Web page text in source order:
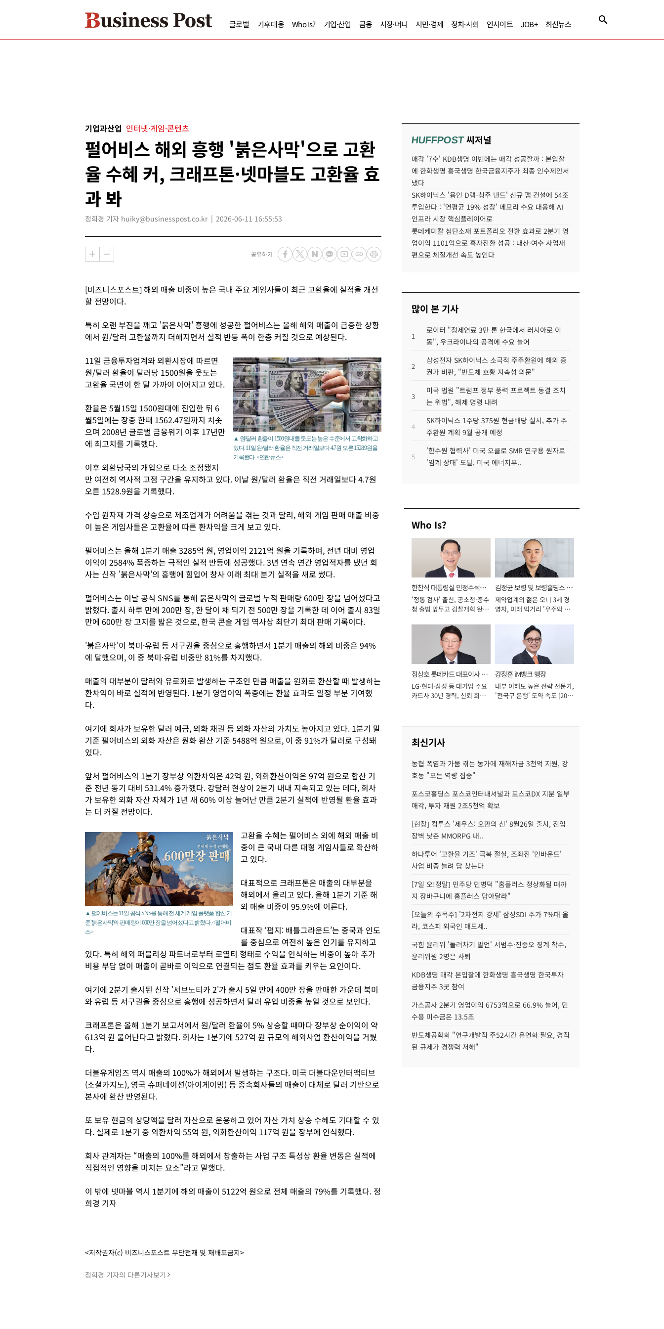
글로벌 기후대응 Who Is? 기업·산업 금융 시장·머니 시민·경제 정치·사회 인사이트 JOB+ 최신뉴스
기업과산업 인터넷·게임·콘텐츠
펄어비스 해외 흥행 '붉은사막'으로 고환
율 수혜 커, 크래프톤·넷마블도 고환율 효
과 봐
정희경 기자 huiky@businesspost.co.kr 2026-06-11 16:55:53
공유하기
[비즈니스포스트] 해외 매출 비중이 높은 국내 주요 게임사들이 최근 고환율에 실적을 개선
할 전망이다.
특히 오랜 부진을 깨고 '붉은사막' 흥행에 성공한 펄어비스는 올해 해외 매출이 급증한 상황
에서 원/달러 고환율까지 더해지면서 실적 반등 폭이 한층 커질 것으로 예상된다.
▲ 원/달러 환율이 1500원대를 웃도는 높은 수준에서 고착화하고
있다. 11일 원/달러 환율은 직전 거래일보다 4.7원 오른 1528.9원을
기록했다. <연합뉴스>
11일 금융투자업계와 외환시장에 따르면
원/달러 환율이 달러당 1500원을 웃도는
고환율 국면이 한 달 가까이 이어지고 있다.
환율은 5월15일 1500원대에 진입한 뒤 6
월5일에는 장중 한때 1562.47원까지 치솟
으며 2008년 글로벌 금융위기 이후 17년만
에 최고치를 기록했다.
이후 외환당국의 개입으로 다소 조정됐지
만 여전히 역사적 고점 구간을 유지하고 있다. 이날 원/달러 환율은 직전 거래일보다 4.7원
오른 1528.9원을 기록했다.
수입 원자재 가격 상승으로 제조업계가 어려움을 겪는 것과 달리, 해외 게임 판매 매출 비중
이 높은 게임사들은 고환율에 따른 환차익을 크게 보고 있다.
펄어비스는 올해 1분기 매출 3285억 원, 영업이익 2121억 원을 기록하며, 전년 대비 영업
이익이 2584% 폭증하는 극적인 실적 반등에 성공했다. 3년 연속 연간 영업적자를 냈던 회
사는 신작 '붉은사막'의 흥행에 힘입어 창사 이래 최대 분기 실적을 새로 썼다.
펄어비스는 이날 공식 SNS를 통해 붉은사막의 글로벌 누적 판매량 600만 장을 넘어섰다고
밝혔다. 출시 하루 만에 200만 장, 한 달이 채 되기 전 500만 장을 기록한 데 이어 출시 83일
만에 600만 장 고지를 밟은 것으로, 한국 콘솔 게임 역사상 최단기 최대 판매 기록이다.
'붉은사막'이 북미·유럽 등 서구권을 중심으로 흥행하면서 1분기 매출의 해외 비중은 94%
에 달했으며, 이 중 북미·유럽 비중만 81%를 차지했다.
매출의 대부분이 달러와 유로화로 발생하는 구조인 만큼 매출을 원화로 환산할 때 발생하는
환차익이 바로 실적에 반영된다. 1분기 영업이익 폭증에는 환율 효과도 일정 부분 기여했
다.
여기에 회사가 보유한 달러 예금, 외화 채권 등 외화 자산의 가치도 높아지고 있다. 1분기 말
기준 펄어비스의 외화 자산은 원화 환산 기준 5488억 원으로, 이 중 91%가 달러로 구성돼
있다.
앞서 펄어비스의 1분기 장부상 외환차익은 42억 원, 외화환산이익은 97억 원으로 합산 기
준 전년 동기 대비 531.4% 증가했다. 강달러 현상이 2분기 내내 지속되고 있는 데다, 회사
가 보유한 외화 자산 자체가 1년 새 60% 이상 늘어난 만큼 2분기 실적에 반영될 환율 효과
는 더 커질 전망이다.
▲ 펄어비스는 11일 공식 SNS를 통해 전 세계 게임 플랫폼 합산 기
준 '붉은사막'의 판매량이 600만 장을 넘어섰다고 밝혔다. <펄어비
스>
고환율 수혜는 펄어비스 외에 해외 매출 비
중이 큰 국내 다른 대형 게임사들로 확산하
고 있다.
대표적으로 크래프톤은 매출의 대부분을
해외에서 올리고 있다. 올해 1분기 기준 해
외 매출 비중이 95.9%에 이른다.
대표작 ‘펍지: 배틀그라운드’는 중국과 인도
를 중심으로 여전히 높은 인기를 유지하고
있다. 특히 해외 퍼블리싱 파트너로부터 로열티 형태로 수익을 인식하는 비중이 높아 추가
비용 부담 없이 매출이 곧바로 이익으로 연결되는 점도 환율 효과를 키우는 요인이다.
여기에 2분기 출시된 신작 '서브노티카 2'가 출시 5일 만에 400만 장을 판매한 가운데 북미
와 유럽 등 서구권을 중심으로 흥행에 성공하면서 달러 유입 비중을 높일 것으로 보인다.
크래프톤은 올해 1분기 보고서에서 원/달러 환율이 5% 상승할 때마다 장부상 순이익이 약
613억 원 불어난다고 밝혔다. 회사는 1분기에 527억 원 규모의 해외사업 환산이익을 거뒀
다.
더블유게임즈 역시 매출의 100%가 해외에서 발생하는 구조다. 미국 더블다운인터액티브
(소셜카지노), 영국 슈퍼네이션(아이게이밍) 등 종속회사들의 매출이 대체로 달러 기반으로
본사에 환산 반영된다.
또 보유 현금의 상당액을 달러 자산으로 운용하고 있어 자산 가치 상승 수혜도 기대할 수 있
다. 실제로 1분기 중 외환차익 55억 원, 외화환산이익 117억 원을 장부에 인식했다.
회사 관계자는 “매출의 100%를 해외에서 창출하는 사업 구조 특성상 환율 변동은 실적에
직접적인 영향을 미치는 요소”라고 말했다.
이 밖에 넷마블 역시 1분기에 해외 매출이 5122억 원으로 전체 매출의 79%를 기록했다. 정
희경 기자
<저작권자(c) 비즈니스포스트 무단전재 및 재배포금지>
정희경 기자의 다른기사보기
HUFFPOST씨저널
매각 '7수' KDB생명 이번에는 매각 성공할까 : 본입찰
에 한화생명 흥국생명 한국금융지주가 최종 인수제안서
냈다
SK하이닉스 '용인 D램-청주 낸드' 신규 팹 건설에 54조
투입한다 : '연평균 19% 성장' 메모리 수요 대응해 AI
인프라 시장 핵심플레이어로
롯데케미칼 첨단소재 포트폴리오 전환 효과로 2분기 영
업이익 1101억으로 흑자전환 성공 : 대산·여수 사업재
편으로 체질개선 속도 높인다
많이 본 기사
1
로이터 "정제연료 3만 톤 한국에서 러시아로 이
동", 우크라이나의 공격에 수요 늘어
2
삼성전자 SK하이닉스 소극적 주주환원에 해외 증
권가 비판, "반도체 호황 지속성 의문"
3
미국 법원 "트럼프 정부 풍력 프로젝트 동결 조치
는 위법", 해제 명령 내려
4
SK하이닉스 1주당 375원 현금배당 실시, 추가 주
주환원 계획 9월 공개 예정
5
'한수원 협력사' 미국 오클로 SMR 연구용 원자로
'임계 상태' 도달, 미국 에너지부..
Who Is?
한찬식 대통령실 민정수석비
서관
'정통 검사' 출신, 공소청·중수
청 출범 앞두고 검찰개혁 완수
김정균 보령 및 보령홀딩스 대
표이사 사장
제약업계의 젊은 오너 3세 경
영자, 미래 먹거리 '우주와 헬
정상호 롯데카드 대표이사 사
장
LG·현대·삼성 등 대기업 주요
카드사 30년 경력, 신뢰 회복
강정훈 iM뱅크 행장
내부 이해도 높은 전략 전문가,
'전국구 은행' 도약 속도 [2026
최신기사
농협 폭염과 가뭄 겪는 농가에 재해자금 3천억 지원, 강
호동 "모든 역량 집중"
포스코홀딩스 포스코인터내셔널과 포스코DX 지분 일부
매각, 투자 재원 2조5천억 확보
[현장] 컴투스 '제우스: 오만의 신' 8월26일 출시, 진입
장벽 낮춘 MMORPG 내..
하나투어 '고환율 기조' 극복 절실, 조좌진 '인바운드'
사업 비중 늘려 답 찾는다
[7일 오!정말] 민주당 민병덕 "홈플러스 정상화될 때까
지 장바구니에 홈플러스 담아달라"
[오늘의 주목주] '2차전지 강세' 삼성SDI 주가 7%대 올
라, 코스피 외국인 매도세..
국힘 윤리위 '돌려차기 발언' 서범수·진종오 징계 착수,
윤리위원 2명은 사퇴
KDB생명 매각 본입찰에 한화생명 흥국생명 한국투자
금융지주 3곳 참여
가스공사 2분기 영업이익 6753억으로 66.9% 늘어, 민
수용 미수금은 13.5조
반도체공학회 "연구개발직 주52시간 유연화 필요, 경직
된 규제가 경쟁력 저해"